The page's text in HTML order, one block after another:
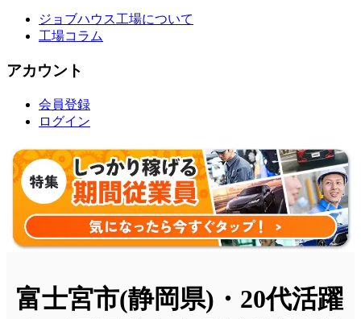
ジョブハウス工場について
工場コラム
アカウント
会員登録
ログイン
富士宮市(静岡県)・20代活躍